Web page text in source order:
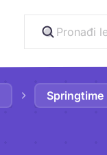
Springtime